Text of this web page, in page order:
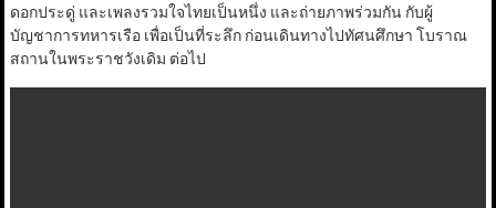
ดอกประดู่ และเพลงรวมใจไทยเป็นหนึ่ง และถ่ายภาพร่วมกัน กับผู้
บัญชาการทหารเรือ เพื่อเป็นที่ระลึก ก่อนเดินทางไปทัศนศึกษา โบราณ
สถานในพระราชวังเดิม ต่อไป